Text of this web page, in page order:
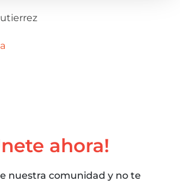
ahora!
nuestra comunidad y no te